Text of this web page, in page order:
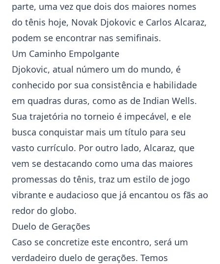
parte, uma vez que dois dos maiores nomes
do tênis hoje, Novak Djokovic e Carlos Alcaraz,
podem se encontrar nas semifinais.
Um Caminho Empolgante
Djokovic, atual número um do mundo, é
conhecido por sua consistência e habilidade
em quadras duras, como as de Indian Wells.
Sua trajetória no torneio é impecável, e ele
busca conquistar mais um título para seu
vasto currículo. Por outro lado, Alcaraz, que
vem se destacando como uma das maiores
promessas do tênis, traz um estilo de jogo
vibrante e audacioso que já encantou os fãs ao
redor do globo.
Duelo de Gerações
Caso se concretize este encontro, será um
verdadeiro duelo de gerações. Temos